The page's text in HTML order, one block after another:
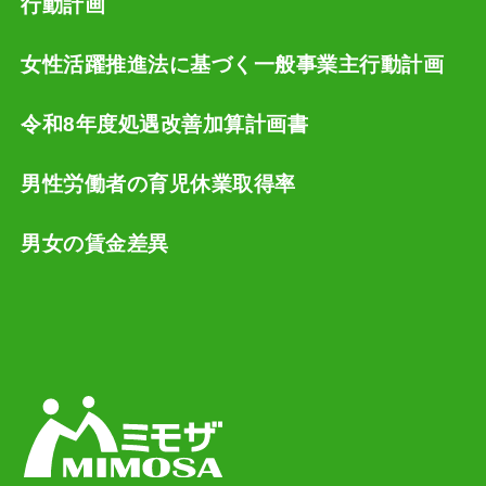
行動計画
女性活躍推進法に基づく一般事業主行動計画
令和8年度処遇改善加算計画書
男性労働者の育児休業取得率
男女の賃金差異